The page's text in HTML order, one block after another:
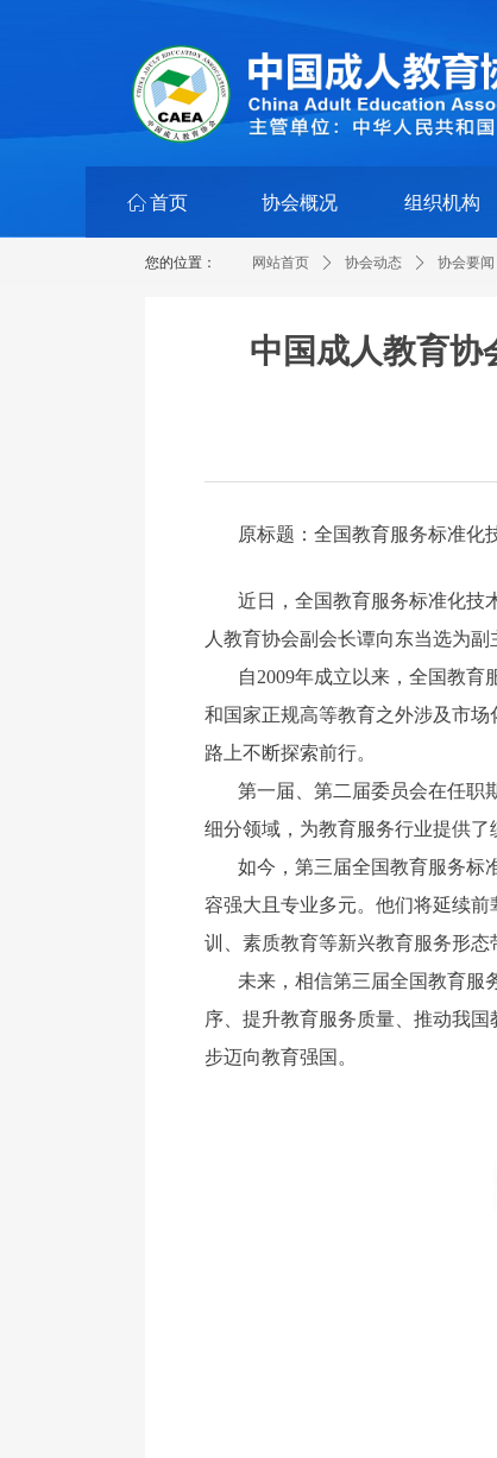
ꀇ 首页 协会概况 组织机构
网站首页 ꄲ 协会动态 ꄲ 协会要闻
您的位置：
中国成人教育协
原标题：全国教育服务标准化
近日，全国教育服务标准化技
人教育协会副会长谭向东当选为副
自2009年成立以来，全国教
和国家正规高等教育之外涉及市
路上不断探索前行。
第一届、第二届委员会在任职
细分领域，为教育服务行业提供了
如今，第三届全国教育服务标
容强大且专业多元。他们将延续
训、素质教育等新兴教育服务形态
未来，相信第三届全国教育服
序、提升教育服务质量、推动我
步迈向教育强国。